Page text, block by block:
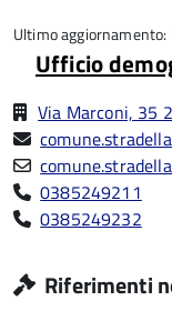
5
Ultimo
Ufficio
Via Marconi, 35
0385249211
0385249232
Riferimenti